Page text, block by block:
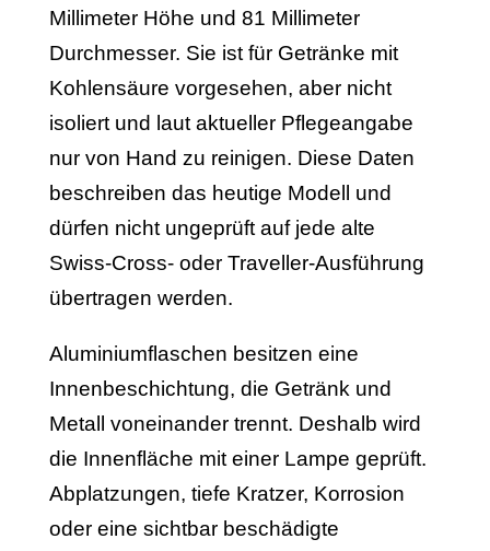
Millimeter Höhe und 81 Millimeter
Durchmesser. Sie ist für Getränke mit
Kohlensäure vorgesehen, aber nicht
isoliert und laut aktueller Pflegeangabe
nur von Hand zu reinigen. Diese Daten
beschreiben das heutige Modell und
dürfen nicht ungeprüft auf jede alte
Swiss-Cross- oder Traveller-Ausführung
übertragen werden.
Aluminiumflaschen besitzen eine
Innenbeschichtung, die Getränk und
Metall voneinander trennt. Deshalb wird
die Innenfläche mit einer Lampe geprüft.
Abplatzungen, tiefe Kratzer, Korrosion
oder eine sichtbar beschädigte